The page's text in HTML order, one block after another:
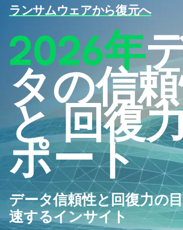
ランサムウェアから復元へ
2026年
タの信
と回復
ポート
データ信頼性と回復力の
速するインサイト